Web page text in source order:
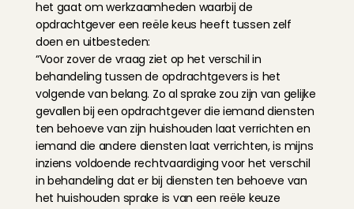
het gaat om werkzaamheden waarbij de
opdrachtgever een reële keus heeft tussen zelf
doen en uitbesteden:
“Voor zover de vraag ziet op het verschil in
behandeling tussen de opdrachtgevers is het
volgende van belang. Zo al sprake zou zijn van gelijke
gevallen bij een opdrachtgever die iemand diensten
ten behoeve van zijn huishouden laat verrichten en
iemand die andere diensten laat verrichten, is mijns
inziens voldoende rechtvaardiging voor het verschil
in behandeling dat er bij diensten ten behoeve van
het huishouden sprake is van een reële keuze